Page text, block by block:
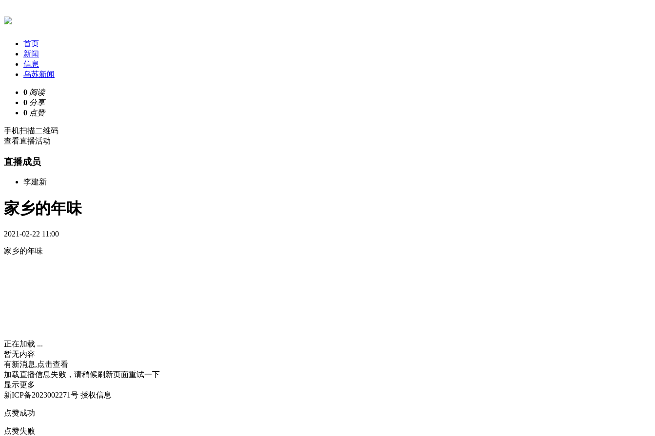
首页
新闻
信息
乌苏新闻
0 阅读
0 分享
0 点赞
手机扫描二维码
查看直播活动
直播成员
李建新
家乡的年味
2021-02-22 11:00
家乡的年味
正在加载 ...
暂无内容
有新消息,点击查看
加载直播信息失败，请稍候刷新页面重试一下
显示更多
新ICP备2023002271号 授权信息
点赞成功
点赞失败